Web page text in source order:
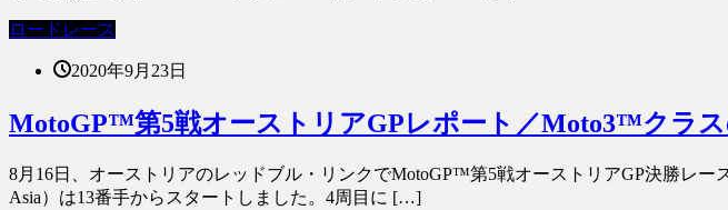
ロードレース
2020年9月23日
MotoGP™第5戦オーストリアGPレポート／Moto3™クラ
8月16日、オーストリアのレッドブル・リンクでMotoGP™第5戦オーストリアGP決勝レ
Asia）は13番手からスタートしました。4周目に […]